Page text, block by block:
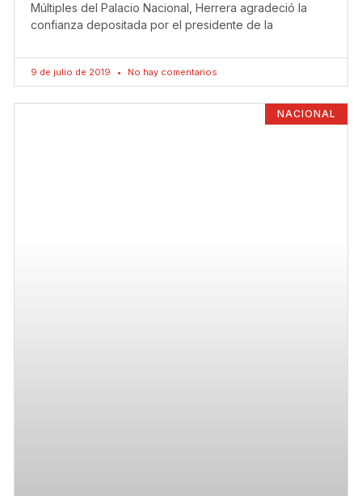
Múltiples del Palacio Nacional, Herrera agradeció la
confianza depositada por el presidente de la
9 de julio de 2019 No hay comentarios
NACIONAL